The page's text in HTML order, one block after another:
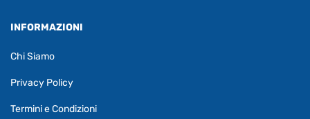
INFORMAZIONI
Chi Siamo
Privacy Policy
Termini e Condizioni